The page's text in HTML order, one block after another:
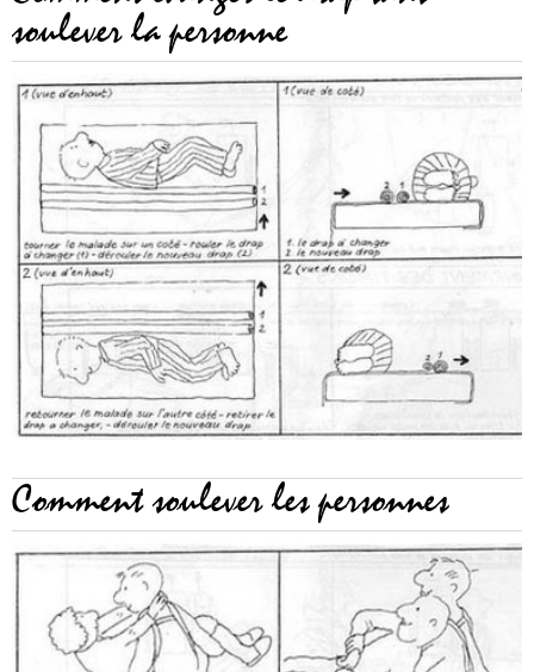
soulever la personne
Comment soulever les personnes